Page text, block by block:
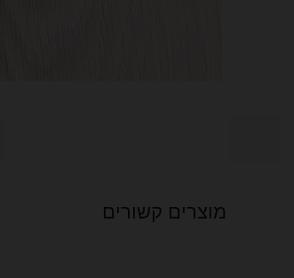
מוצרים קשורים